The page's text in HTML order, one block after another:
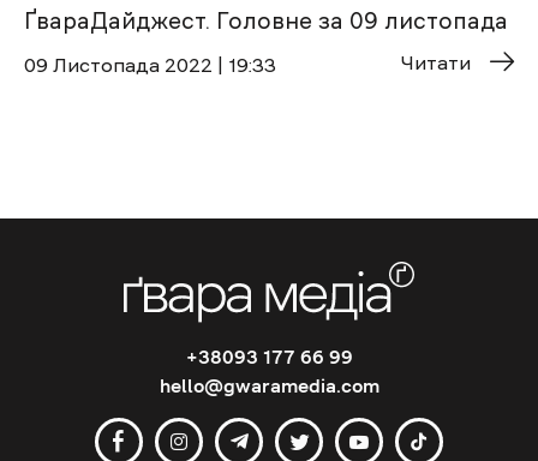
ҐвараДайджест. Головне за 09 листопада
09 Листопада 2022 | 19:33 Читати
+38093 177 66 99
hello@gwaramedia.com